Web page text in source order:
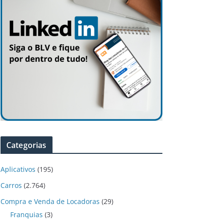
Categorias
Aplicativos (195)
Carros (2.764)
Compra e Venda de Locadoras (29)
Franquias (3)